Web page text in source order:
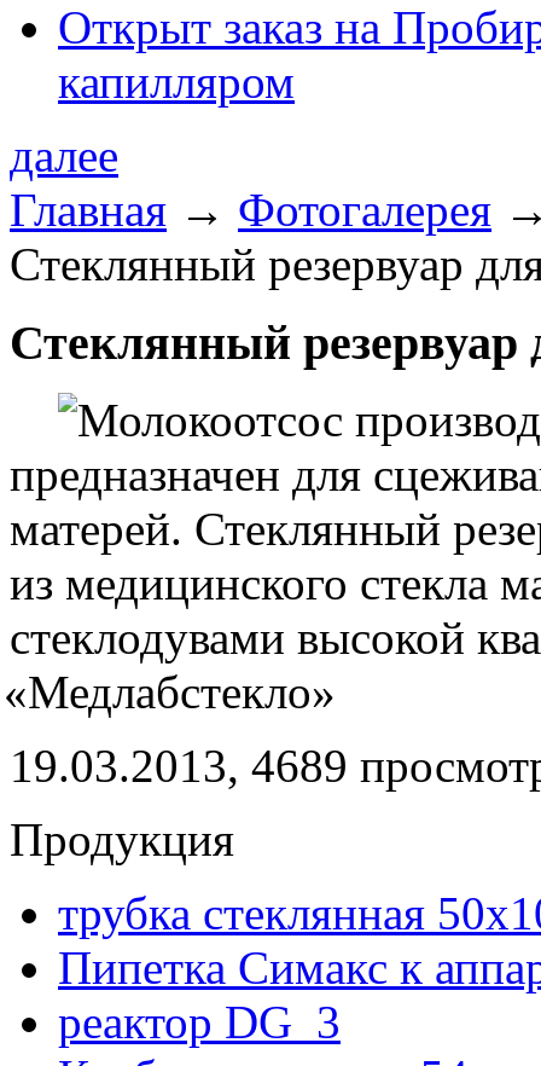
Открыт заказ на
капилляром
далее
Главная → Фотогалерея
Стеклянный резервуар
Стеклянный резервуар
Молокоотсос
предназначен для
матерей. Стеклянный
из медицинского стекла
стеклодувами высокой
«Медлабстекло»
19.03.2013, 4689
Продукция
трубка стеклянная
Пипетка Симакс к
реактор DG_3